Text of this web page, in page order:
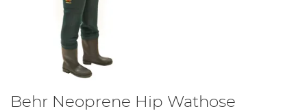
Behr Neoprene Hip Wathose